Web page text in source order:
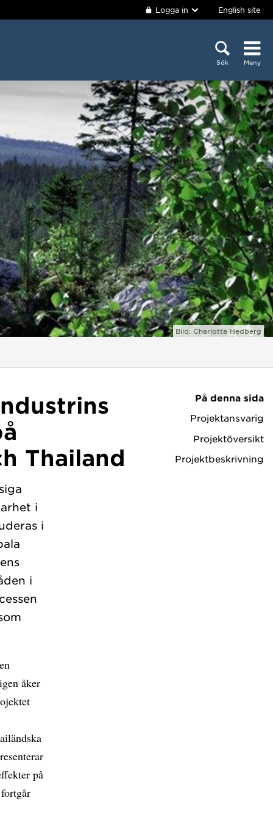
Logga in English site
Sök Meny
Bild: Charlotta Hedberg
På denna sida
Projektansvarig
Projektöversikt
Projektbeskrivning
Thailand
i
i
i
åker
på